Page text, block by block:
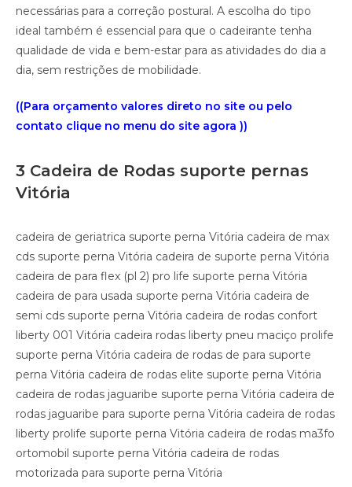
necessárias para a correção postural. A escolha do tipo
ideal também é essencial para que o cadeirante tenha
qualidade de vida e bem-estar para as atividades do dia a
dia, sem restrições de mobilidade.
((Para orçamento valores direto no site ou pelo
contato clique no menu do site agora ))
3 Cadeira de Rodas suporte pernas
Vitória
cadeira de geriatrica suporte perna Vitória cadeira de max
cds suporte perna Vitória cadeira de suporte perna Vitória
cadeira de para flex (pl 2) pro life suporte perna Vitória
cadeira de para usada suporte perna Vitória cadeira de
semi cds suporte perna Vitória cadeira de rodas confort
liberty 001 Vitória cadeira rodas liberty pneu maciço prolife
suporte perna Vitória cadeira de rodas de para suporte
perna Vitória cadeira de rodas elite suporte perna Vitória
cadeira de rodas jaguaribe suporte perna Vitória cadeira de
rodas jaguaribe para suporte perna Vitória cadeira de rodas
liberty prolife suporte perna Vitória cadeira de rodas ma3fo
ortomobil suporte perna Vitória cadeira de rodas
motorizada para suporte perna Vitória